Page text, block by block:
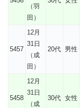
（羽
田）
5457
12月
31日
（成
田）
20代 男性
5458
12月
31日
（成
30代 女性